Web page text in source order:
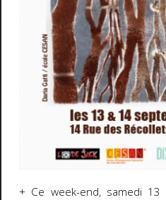
+ Ce week-end, samedi